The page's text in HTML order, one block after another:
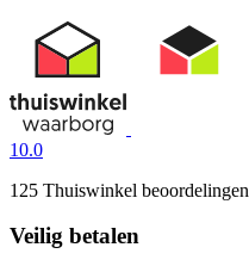
10.0
125 Thuiswinkel beoordelingen
Veilig betalen